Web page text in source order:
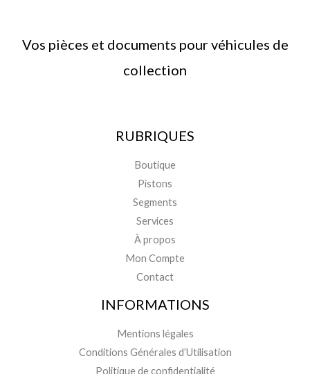
Vos pièces et documents pour véhicules de
collection
RUBRIQUES
Boutique
Pistons
Segments
Services
À propos
Mon Compte
Contact
INFORMATIONS
Mentions légales
Conditions Générales d’Utilisation
Politique de confidentialité